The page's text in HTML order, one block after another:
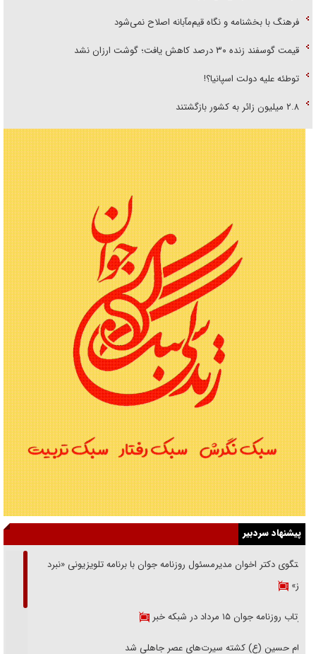
فرهنگ با بخشنامه و نگاه قیم‌مآبانه اصلاح نمی‌شود
قیمت گوسفند زنده ۳۰ درصد کاهش یافت؛ گوشت ارزان نشد
توطئه علیه دولت اسپانیا؟!
۲.۸ میلیون زائر به کشور بازگشتند
پیشنهاد سردبیر
گفتگوی دکتر اخوان مدیرمسئول روزنامه جوان با برنامه تلویزیونی «نبرد
هرمز»
بازتاب روزنامه جوان ۱۵ مرداد در شبکه خبر
امام حسین (ع) کشته سیرت‌های عصر جاهلی شد